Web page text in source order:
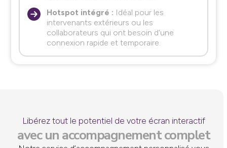
Hotspot intégré : Idéal pour les
intervenants extérieurs ou les
collaborateurs qui ont besoin d'une
connexion rapide et temporaire.
Libérez tout le potentiel de votre écran interactif
avec un accompagnement complet